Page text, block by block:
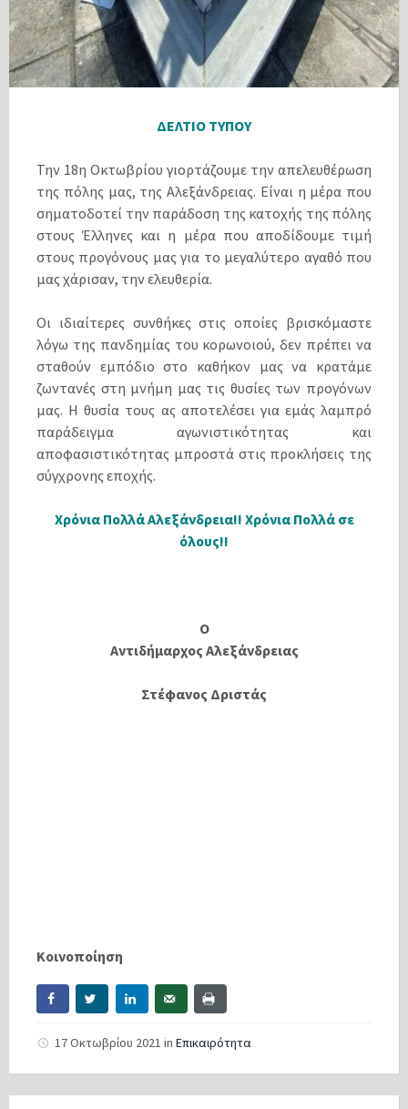
ΔΕΛΤΙΟ ΤΥΠΟΥ
Την 18η Οκτωβρίου γιορτάζουμε την απελευθέρωση
της πόλης μας, της Αλεξάνδρειας. Είναι η μέρα που
σηματοδοτεί την παράδοση της κατοχής της πόλης
στους Έλληνες και η μέρα που αποδίδουμε τιμή
στους προγόνους μας για το μεγαλύτερο αγαθό που
μας χάρισαν, την ελευθερία.
Οι ιδιαίτερες συνθήκες στις οποίες βρισκόμαστε
λόγω της πανδημίας του κορωνοιού, δεν πρέπει να
σταθούν εμπόδιο στο καθήκον μας να κρατάμε
ζωντανές στη μνήμη μας τις θυσίες των προγόνων
μας. Η θυσία τους ας αποτελέσει για εμάς λαμπρό
παράδειγμα αγωνιστικότητας και
αποφασιστικότητας μπροστά στις προκλήσεις της
σύγχρονης εποχής.
Χρόνια Πολλά Αλεξάνδρεια!! Χρόνια Πολλά σε
όλους!!
Ο
Αντιδήμαρχος Αλεξάνδρειας
Στέφανος Δριστάς
Κοινοποίηση
17 Οκτωβρίου 2021 in Επικαιρότητα